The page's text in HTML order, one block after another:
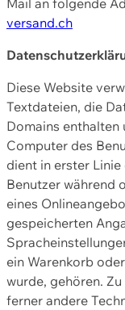
versand.ch
Diese Website
Textdateien, die
Domains enthalten
Computer des
dient in erster
Benutzer während
eines
gespeicherten
ein Warenkorb
wurde, gehören.
ferner andere